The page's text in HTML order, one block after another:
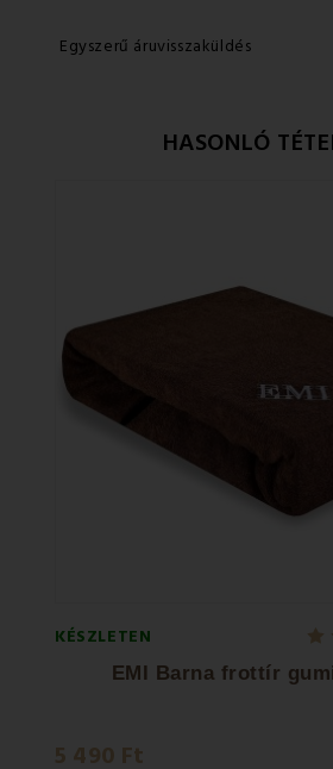
Egyszerű áruvisszaküldés
HASONLÓ
KÉSZLETEN
EMI Barna frottír
5 490 Ft